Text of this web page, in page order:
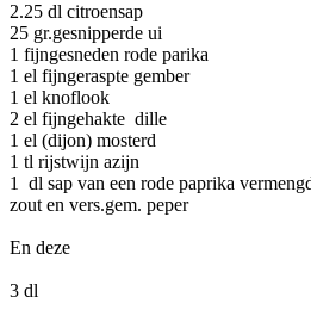
2.25 dl citroensap
25 gr.gesnipperde ui
1 fijngesneden rode parika
1 el fijngeraspte gember
1 el knoflook
2 el fijngehakte dille
1 el (dijon) mosterd
1 tl rijstwijn azijn
1 dl sap van een rode paprika
zout en vers.gem. peper
En deze
3 dl